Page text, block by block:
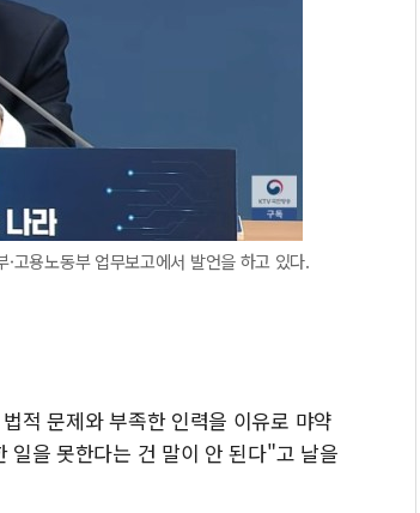
고용노동부 업무보고에서 발언을 하고 있다.
적 문제와 부족한 인력을 이유로 먀약
일을 못한다는 건 말이 안 된다"고 날을